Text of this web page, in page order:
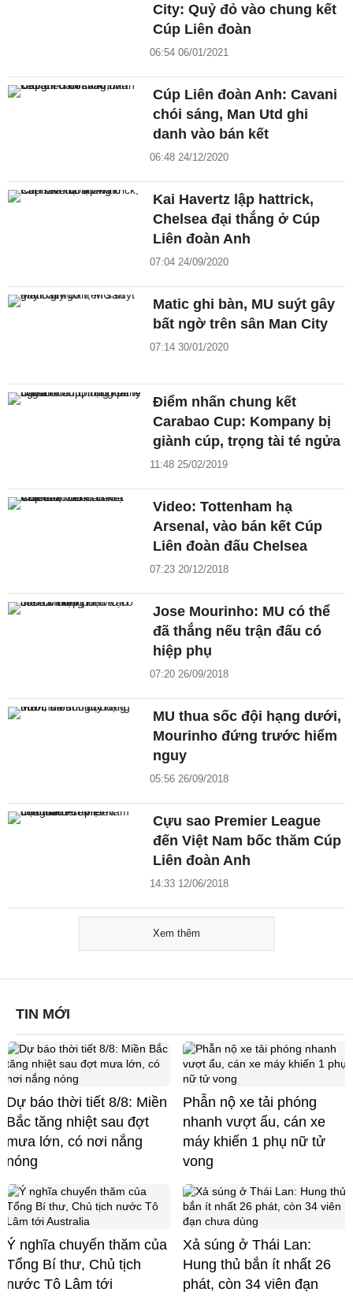
City: Quỷ đỏ vào chung kết
Cúp Liên đoàn
06:54 06/01/2021
Cúp Liên đoàn Anh: Cavani
chói sáng, Man Utd ghi
danh vào bán kết
06:48 24/12/2020
Kai Havertz lập hattrick,
Chelsea đại thắng ở Cúp
Liên đoàn Anh
07:04 24/09/2020
Matic ghi bàn, MU suýt gây
bất ngờ trên sân Man City
07:14 30/01/2020
Điểm nhấn chung kết
Carabao Cup: Kompany bị
giành cúp, trọng tài té ngửa
11:48 25/02/2019
Video: Tottenham hạ
Arsenal, vào bán kết Cúp
Liên đoàn đấu Chelsea
07:23 20/12/2018
Jose Mourinho: MU có thể
đã thắng nếu trận đấu có
hiệp phụ
07:20 26/09/2018
MU thua sốc đội hạng dưới,
Mourinho đứng trước hiểm
nguy
05:56 26/09/2018
Cựu sao Premier League
đến Việt Nam bốc thăm Cúp
Liên đoàn Anh
14:33 12/06/2018
Xem thêm
TIN MỚI
Dự báo thời tiết 8/8: Miền
Bắc tăng nhiệt sau đợt
mưa lớn, có nơi nắng
nóng
Phẫn nộ xe tải phóng
nhanh vượt ẩu, cán xe
máy khiến 1 phụ nữ tử
vong
Ý nghĩa chuyến thăm của
Tổng Bí thư, Chủ tịch
nước Tô Lâm tới
Xả súng ở Thái Lan:
Hung thủ bắn ít nhất 26
phát, còn 34 viên đạn